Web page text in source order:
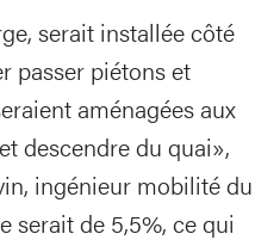
serait installée côté
passer piétons et
aménagées aux
descendre du quai»,
ingénieur mobilité du
serait de 5,5%, ce qui